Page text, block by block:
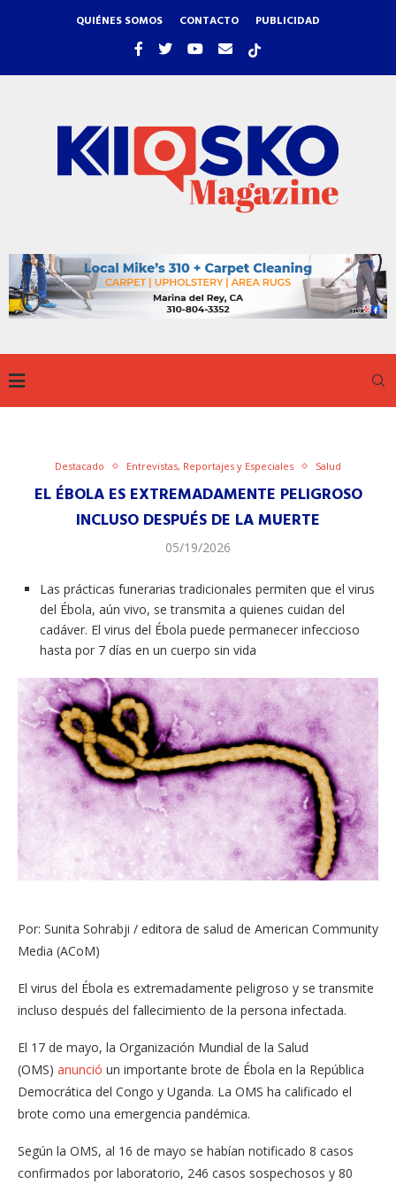
QUIÉNES SOMOS CONTACTO PUBLICIDAD
Destacado Entrevistas, Reportajes y Especiales Salud
EL ÉBOLA ES EXTREMADAMENTE PELIGROSO
INCLUSO DESPUÉS DE LA MUERTE
05/19/2026
Las prácticas funerarias tradicionales permiten que el virus
del Ébola, aún vivo, se transmita a quienes cuidan del
cadáver. El virus del Ébola puede permanecer infeccioso
hasta por 7 días en un cuerpo sin vida
Por: Sunita Sohrabji / editora de salud de American Community
Media (ACoM)
El virus del Ébola es extremadamente peligroso y se transmite
incluso después del fallecimiento de la persona infectada.
El 17 de mayo, la Organización Mundial de la Salud
(OMS) anunció un importante brote de Ébola en la República
Democrática del Congo y Uganda. La OMS ha calificado el
brote como una emergencia pandémica.
Según la OMS, al 16 de mayo se habían notificado 8 casos
confirmados por laboratorio, 246 casos sospechosos y 80